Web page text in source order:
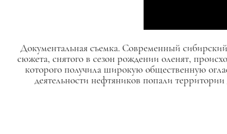
Документальная съемка. Современный
сюжета, снятого в сезон рождении оленят,
которого получила широкую общественную
деятельности нефтяников попали